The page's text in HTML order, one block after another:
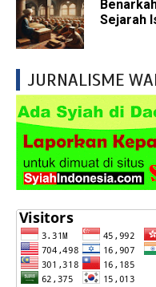
Sejarah
JURNALISME